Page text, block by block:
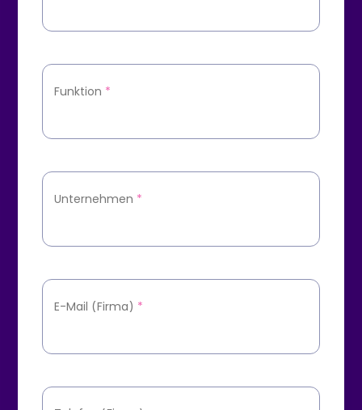
Funktion *
Unternehmen *
E-Mail (Firma) *